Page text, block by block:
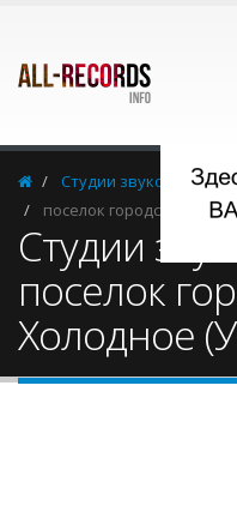
Cтудии звукозаписи
поселок городского
Cтудии
поселок
Холодное